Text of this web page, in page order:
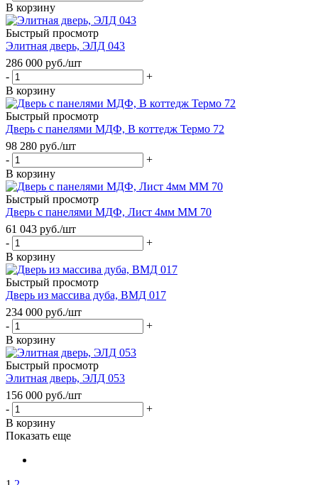
В корзину
Быстрый просмотр
Элитная дверь, ЭЛД 043
286 000 руб./шт
-
+
В корзину
Быстрый просмотр
Дверь с панелями МДФ, В коттедж Термо 72
98 280 руб./шт
-
+
В корзину
Быстрый просмотр
Дверь с панелями МДФ, Лист 4мм ММ 70
61 043 руб./шт
-
+
В корзину
Быстрый просмотр
Дверь из массива дуба, ВМД 017
234 000 руб./шт
-
+
В корзину
Быстрый просмотр
Элитная дверь, ЭЛД 053
156 000 руб./шт
-
+
В корзину
Показать еще